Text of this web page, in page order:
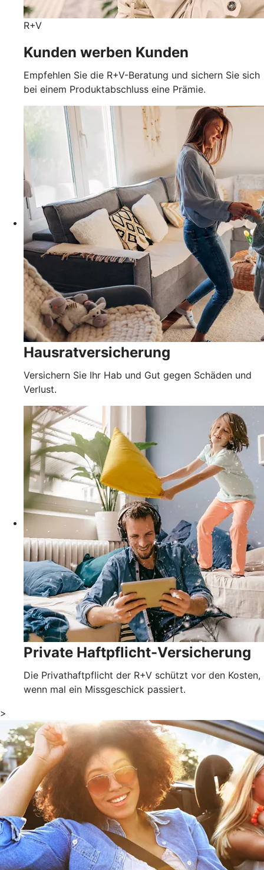
R+V
Kunden werben Kunden
Empfehlen Sie die R+V-Beratung und sichern Sie sich
bei einem Produktabschluss eine Prämie.
Hausratversicherung
Versichern Sie Ihr Hab und Gut gegen Schäden und
Verlust.
Private Haftpflicht-Versicherung
Die Privathaftpflicht der R+V schützt vor den Kosten,
wenn mal ein Missgeschick passiert.
>